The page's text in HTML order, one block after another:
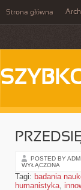
Strona główna
POSTED BY
WYŁĄCZONA
Tagi: badania
humanistyka,